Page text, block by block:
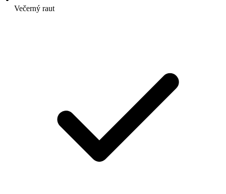
Večerný raut